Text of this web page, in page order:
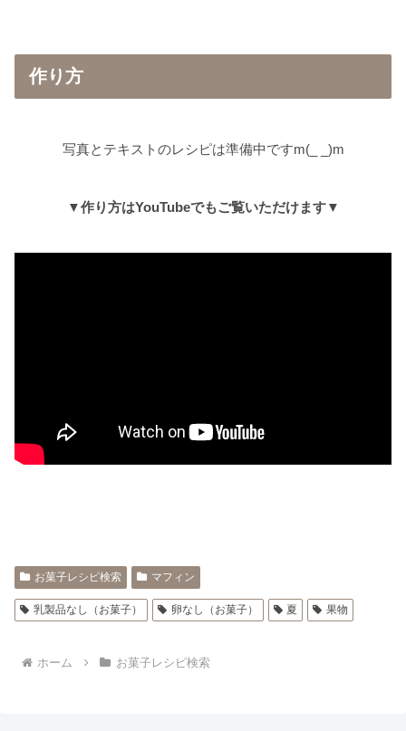
作り方
写真とテキストのレシピは準備中ですm(_ _)m
▼作り方はYouTubeでもご覧いただけます▼
お菓子レシピ検索 マフィン
乳製品なし（お菓子） 卵なし（お菓子） 夏 果物
ホーム お菓子レシピ検索